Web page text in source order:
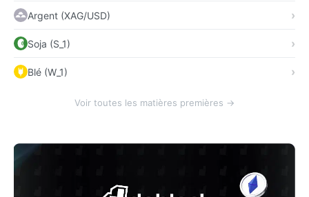
Argent (XAG/USD)
Soja (S_1)
Blé (W_1)
Voir toutes les matières premières →